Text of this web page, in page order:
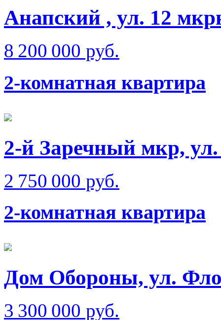
Анапский , ул. 12
8 200 000 руб.
2-комнатная квартира
2-й Заречный мкр, ул.
2 750 000 руб.
2-комнатная квартира
Дом Обороны, ул.
3 300 000 руб.